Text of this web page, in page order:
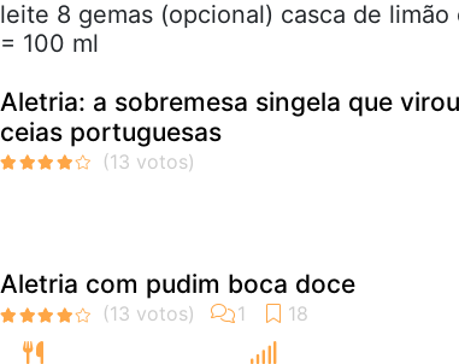
leite 8 gemas (opcional) casca de
= 100 ml
Aletria: a sobremesa singela que
ceias portuguesas
Aletria com pudim boca doce